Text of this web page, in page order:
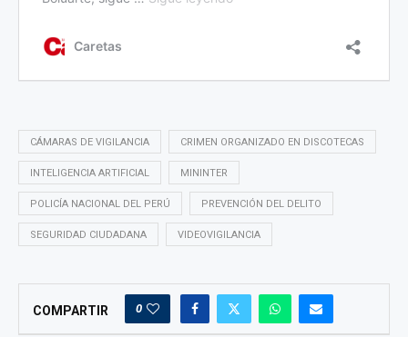
CÁMARAS DE VIGILANCIA CRIMEN ORGANIZADO EN DISCOTECAS
INTELIGENCIA ARTIFICIAL MININTER
POLICÍA NACIONAL DEL PERÚ PREVENCIÓN DEL DELITO
SEGURIDAD CIUDADANA VIDEOVIGILANCIA
COMPARTIR 0